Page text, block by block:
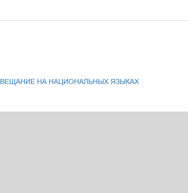
ВЕЩАНИЕ НА НАЦИОНАЛЬНЫХ ЯЗЫКАХ